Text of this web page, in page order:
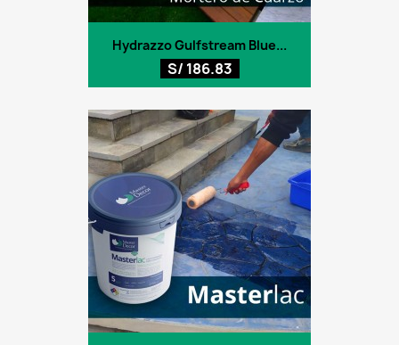
Hydrazzo Gulfstream Blue...
S/ 186.83